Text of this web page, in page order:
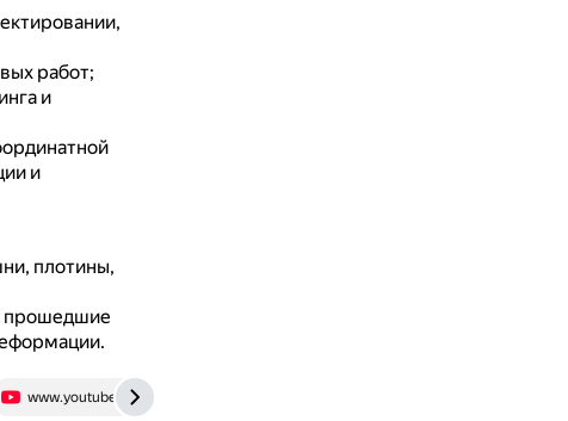
работ;
и
и
плотины,
прошедшие
www.youtube.com